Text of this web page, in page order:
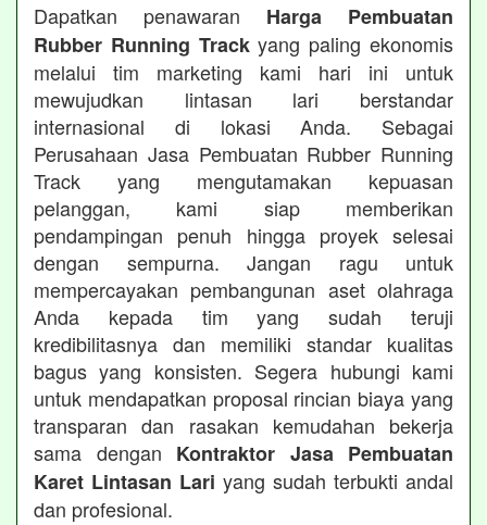
Dapatkan penawaran Harga Pembuatan
Rubber Running Trackyang paling ekonomis
melalui tim marketing kami hari ini untuk
mewujudkan lintasan lari berstandar
internasional di lokasi Anda. Sebagai
Perusahaan Jasa Pembuatan Rubber Running
Track yang mengutamakan kepuasan
pelanggan, kami siap memberikan
pendampingan penuh hingga proyek selesai
dengan sempurna. Jangan ragu untuk
mempercayakan pembangunan aset olahraga
Anda kepada tim yang sudah teruji
kredibilitasnya dan memiliki standar kualitas
bagus yang konsisten. Segera hubungi kami
untuk mendapatkan proposal rincian biaya yang
transparan dan rasakan kemudahan bekerja
sama dengan Kontraktor Jasa Pembuatan
Karet Lintasan Lari yang sudah terbukti andal
dan profesional.